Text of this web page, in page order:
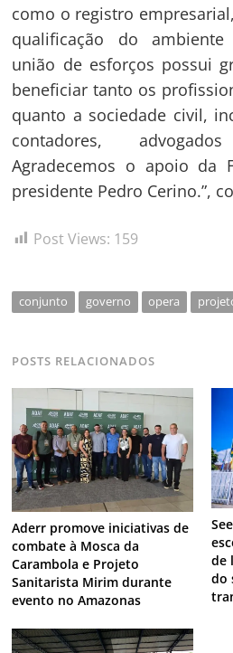
como o registro
qualificação do
união de esforços possui
beneficiar tanto os
quanto a sociedade civil,
contadores,
Agradecemos o apoio da
presidente Pedro Cerino.”,
Post Views: 159
conjunto governo opera
POSTS RELACIONADOS
Aderr promove iniciativas de
combate à Mosca da
Carambola e Projeto
Sanitarista Mirim durante
evento no Amazonas
de
do